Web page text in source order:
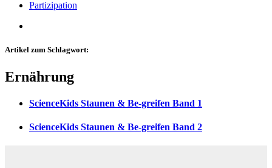
Partizipation
Artikel zum Schlagwort:
Ernährung
ScienceKids Staunen & Be-greifen Band 1
ScienceKids Staunen & Be-greifen Band 2